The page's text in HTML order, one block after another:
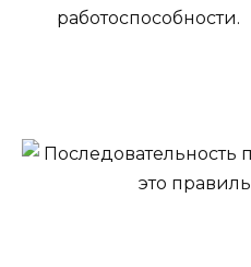
работоспособности.